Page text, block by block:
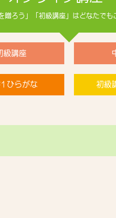
贈ろう」「初級講座」はどなたでも
級講座
ひらがな 初級